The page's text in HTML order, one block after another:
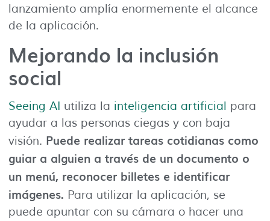
lanzamiento amplía enormemente el alcance
de la aplicación.
Mejorando la inclusión
social
Seeing AI utiliza la inteligencia artificial para
ayudar a las personas ciegas y con baja
visión. Puede realizar tareas cotidianas como
guiar a alguien a través de un documento o
un menú, reconocer billetes e identificar
imágenes. Para utilizar la aplicación, se
puede apuntar con su cámara o hacer una